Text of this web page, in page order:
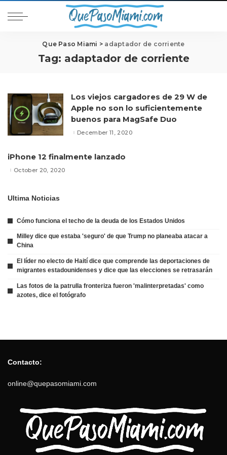
Que Paso Miami > adaptador de corriente
Tag: adaptador de corriente
Los viejos cargadores de 29 W de
Apple no son lo suficientemente
buenos para MagSafe Duo
December 11, 2020
iPhone 12 finalmente lanzado
October 20, 2020
Ultima Noticias
Cómo funciona el techo de la deuda de los Estados Unidos
Milley dice que estaba 'seguro' de que Trump no planeaba atacar a
China
El líder no electo de Haití dice que comprende las deportaciones de
migrantes estadounidenses y dice que las elecciones se retrasarán
Las fotos de la patrulla fronteriza fueron 'malinterpretadas' como
azotes, dice el fotógrafo
Contacto:
online@quepasomiami.com